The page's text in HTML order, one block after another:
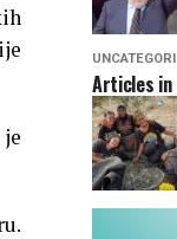
Articles in